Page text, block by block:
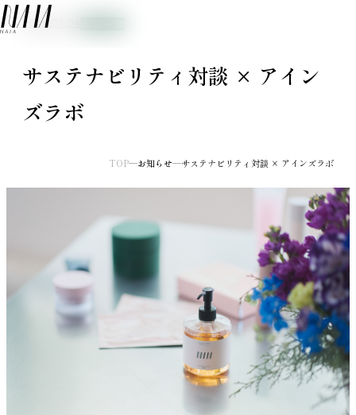
NAIA2026.06.04
サステナビリティ対談 × アイン
ズラボ
TOP お知らせ サステナビリティ対談 × アインズラボ